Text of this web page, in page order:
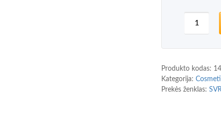
Produkto kodas:
Kategorija:
Prekės ženklas: